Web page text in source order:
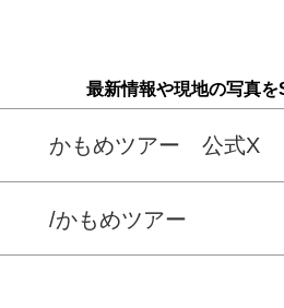
最新情報や現地の写真を
かもめツアー 公式X
/かもめツアー